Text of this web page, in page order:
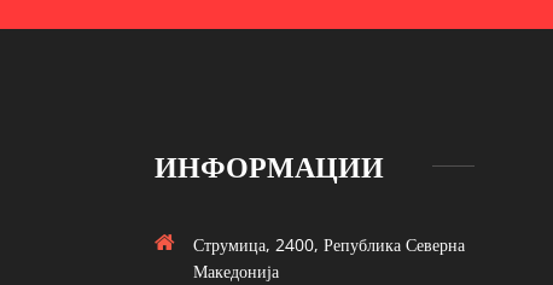
ИНФОРМАЦИИ
Струмица, 2400, Република Северна
Македонија